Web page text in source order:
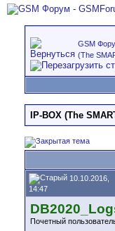
GSM
(The
IP-BOX (The
10.10.2016,
14:47
Почетный